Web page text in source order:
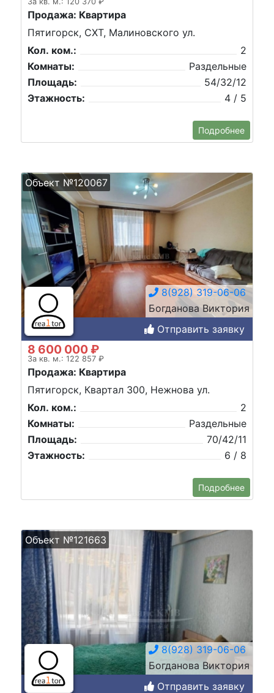
Продажа: Квартира
Пятигорск, СХТ, Малиновского ул.
Кол. ком.:
2
Комнаты:
Раздельные
Площадь:
54/32/12
Этажность:
4 / 5
Подробнее
Объект №120067
8(928) 319-06-06
Богданова Виктория
Отправить заявку
8 600 000 ₽
За кв. м.: 122 857 ₽
Продажа: Квартира
Пятигорск, Квартал 300, Нежнова ул.
Кол. ком.:
2
Комнаты:
Раздельные
Площадь:
70/42/11
Этажность:
6 / 8
Подробнее
Объект №121663
8(928) 319-06-06
Богданова Виктория
Отправить заявку